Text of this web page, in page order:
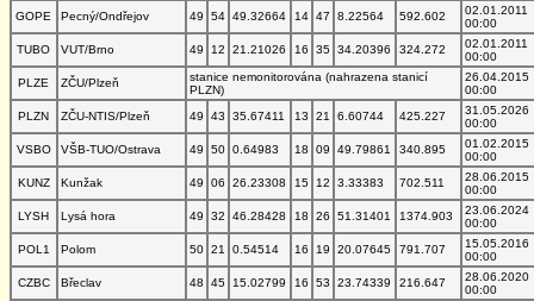
GOPE
Pecný/Ondřejov 49 54 49.32664 14 47 8.22564 592.602
02.01.2011
00:00
TUBO
VUT/Brno 49 12 21.21026 16 35 34.20396 324.272
02.01.2011
00:00
PLZE
ZČU/Plzeň
stanice nemonitorována (nahrazena stanicí
PLZN)
26.04.2015
00:00
PLZN
ZČU-NTIS/Plzeň 49 43 35.67411 13 21 6.60744 425.227
31.05.2026
00:00
VSBO
VŠB-TUO/Ostrava 49 50 0.64983 18 09 49.79861 340.895
01.02.2015
00:00
KUNZ
Kunžak 49 06 26.23308 15 12 3.33383 702.511
28.06.2015
00:00
LYSH
Lysá hora 49 32 46.28428 18 26 51.31401 1374.903
23.06.2024
00:00
POL1
Polom 50 21 0.54514 16 19 20.07645 791.707
15.05.2016
00:00
CZBC
Břeclav 48 45 15.02799 16 53 23.74339 216.647
28.06.2020
00:00